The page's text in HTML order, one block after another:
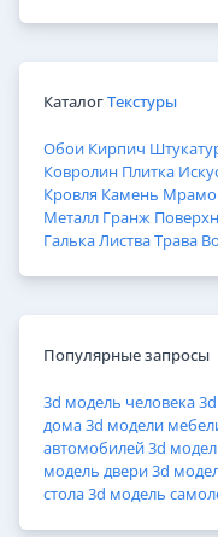
КаталогТекстуры
Обои Кирпич
Ковролин Плитка
Кровля Камень
Металл Гранж
ГалькаЛистваТрава
Популярные запросы
3d модель человека
дома3d модели
автомобилей3d
модель двери3d
стола3d модель